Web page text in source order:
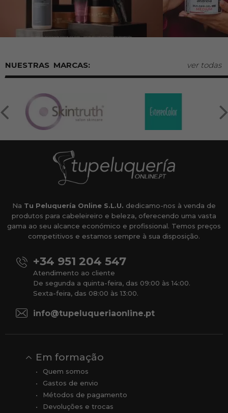
MARCAS: ver todas
Na Tu Peluquería Online S.L.U. dedicamo-nos à venda de
produtos para cabeleireiro e beleza, oferecendo uma vasta
gama ao seu alcance económico e profissional. Temos preços
competitivos e estamos sempre à sua disposição.
+34 951 204 547
Atendimento ao cliente
De segunda a quinta-feira, das 09:00 às 14:00.
Sexta-feira, das 08:00 às 13:00.
info@tupeluqueriaonline.pt
Em formação
Quem somos
Gastos de envio
Métodos de pagamento
Devoluções e trocas